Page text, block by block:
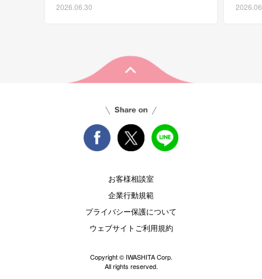
2026.06.30
お客様相談室
企業行動規範
プライバシー保護について
ウェブサイトご利用規約
Copyright © IWASHITA Corp.
All rights reserved.